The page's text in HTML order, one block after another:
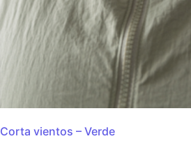
Corta vientos – Verde